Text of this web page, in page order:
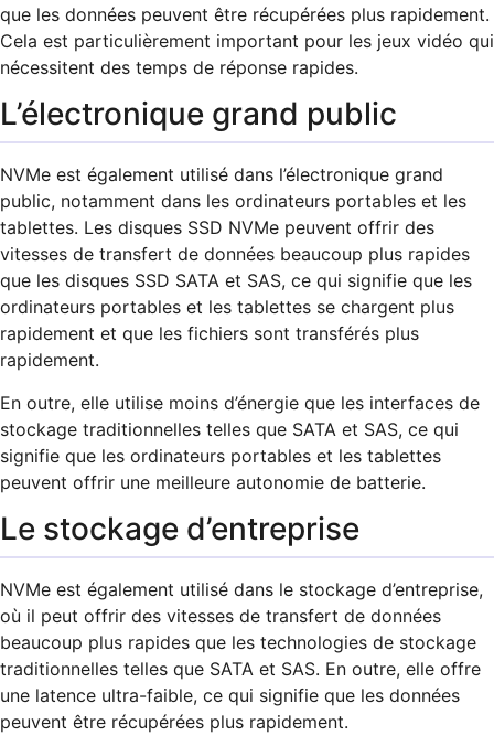
que les données peuvent être récupérées plus rapidement.
Cela est particulièrement important pour les jeux vidéo qui
nécessitent des temps de réponse rapides.
L’électronique grand public
NVMe est également utilisé dans l’électronique grand
public, notamment dans les ordinateurs portables et les
tablettes. Les disques SSD NVMe peuvent offrir des
vitesses de transfert de données beaucoup plus rapides
que les disques SSD SATA et SAS, ce qui signifie que les
ordinateurs portables et les tablettes se chargent plus
rapidement et que les fichiers sont transférés plus
rapidement.
En outre, elle utilise moins d’énergie que les interfaces de
stockage traditionnelles telles que SATA et SAS, ce qui
signifie que les ordinateurs portables et les tablettes
peuvent offrir une meilleure autonomie de batterie.
Le stockage d’entreprise
NVMe est également utilisé dans le stockage d’entreprise,
où il peut offrir des vitesses de transfert de données
beaucoup plus rapides que les technologies de stockage
traditionnelles telles que SATA et SAS. En outre, elle offre
une latence ultra-faible, ce qui signifie que les données
peuvent être récupérées plus rapidement.